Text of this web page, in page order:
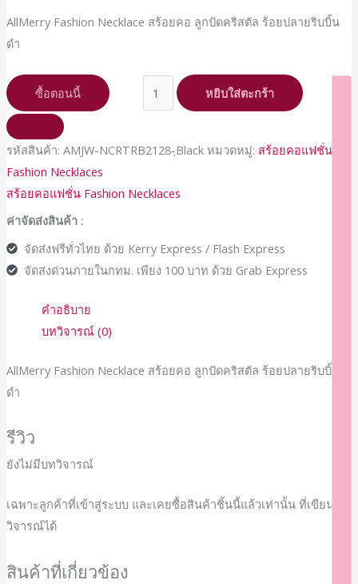
AllMerry Fashion Necklace สร้อยคอ ลูกปัดคริสตัล ร้อยปลายริบบิ้น
ดำ
ซื้อตอนนี้ หยิบใส่ตะกร้า
รหัสสินค้า: AMJW-NCRTRB2128-ฺBlack หมวดหมู่: สร้อยคอแฟชั่น
Fashion Necklaces
สร้อยคอแฟชั่น Fashion Necklaces
ค่าจัดส่งสินค้า :
จัดส่งฟรีทั่วไทย ด้วย Kerry Express / Flash Express
จัดส่งด่วนภายในกทม. เพียง 100 บาท ด้วย Grab Express
คำอธิบาย
บทวิจารณ์ (0)
AllMerry Fashion Necklace สร้อยคอ ลูกปัดคริสตัล ร้อยปลายริบบิ้น
ดำ
รีวิว
ยังไม่มีบทวิจารณ์
เฉพาะลูกค้าที่เข้าสู่ระบบ และเคยซื้อสินค้าชิ้นนี้แล้วเท่านั้น ที่เขียนบท
วิจารณ์ได้
สินค้าที่เกี่ยวข้อง